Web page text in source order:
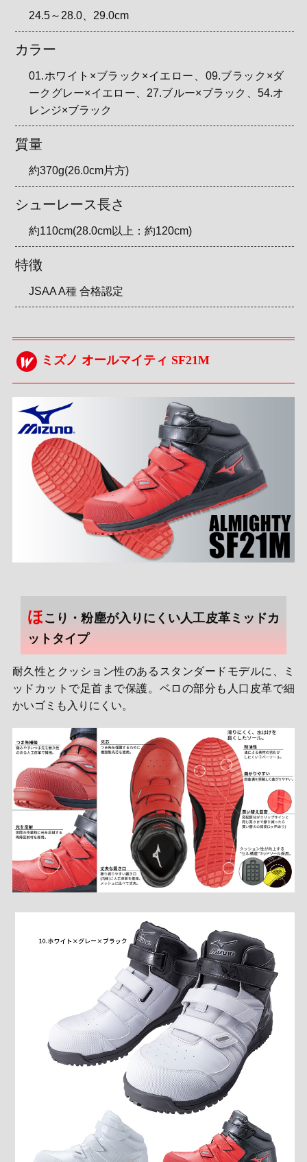
24.5～28.0、29.0cm
カラー
01.ホワイト×ブラック×イエロー、09.ブラック×ダ
ークグレー×イエロー、27.ブルー×ブラック、54.オ
レンジ×ブラック
質量
約370g(26.0cm片方)
シューレース長さ
約110cm(28.0cm以上：約120cm)
特徴
JSAA A種 合格認定
ミズノ オールマイティ SF21M
ほこり・粉塵が入りにくい人工皮革ミッドカ
ットタイプ
耐久性とクッション性のあるスタンダードモデルに、ミ
ッドカットで足首まで保護。ベロの部分も人口皮革で細
かいゴミも入りにくい。